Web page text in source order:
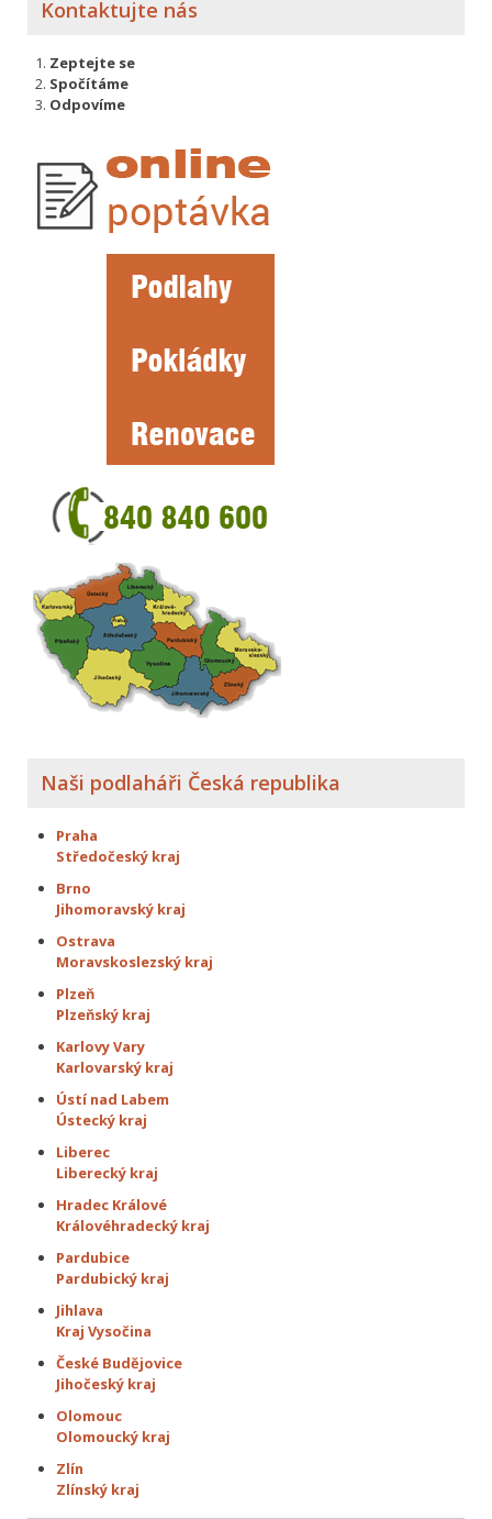
Kontaktujte nás
Zeptejte se
Spočítáme
Odpovíme
Naši podlaháři Česká republika
Praha
Středočeský kraj
Brno
Jihomoravský kraj
Ostrava
Moravskoslezský kraj
Plzeň
Plzeňský kraj
Karlovy Vary
Karlovarský kraj
Ústí nad Labem
Ústecký kraj
Liberec
Liberecký kraj
Hradec Králové
Královéhradecký kraj
Pardubice
Pardubický kraj
Jihlava
Kraj Vysočina
České Budějovice
Jihočeský kraj
Olomouc
Olomoucký kraj
Zlín
Zlínský kraj